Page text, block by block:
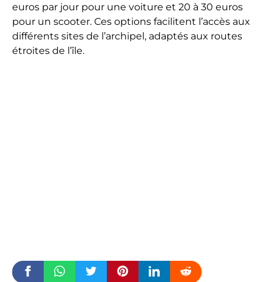
euros par jour pour une voiture et 20 à 30 euros
pour un scooter. Ces options facilitent l’accès aux
différents sites de l’archipel, adaptés aux routes
étroites de l’île.